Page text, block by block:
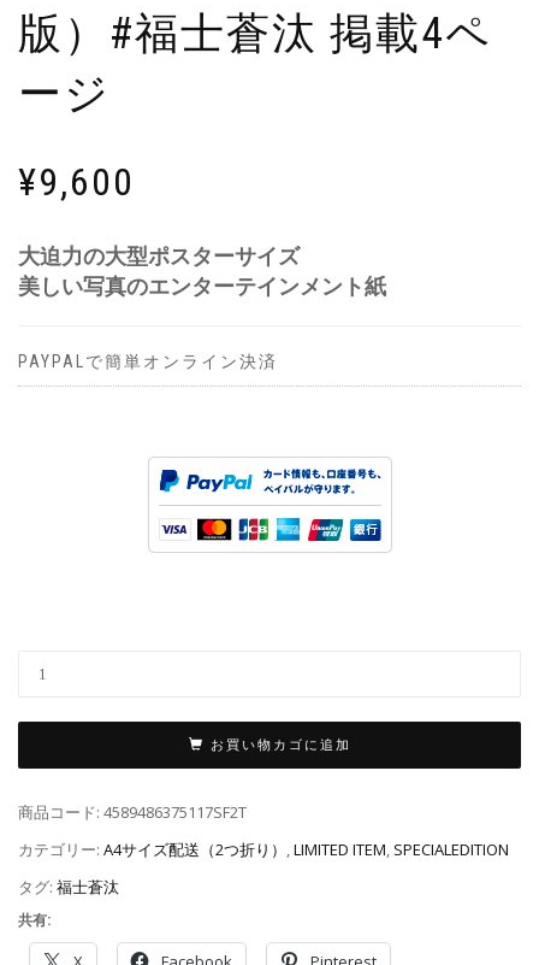
版）#福士蒼汰 掲載4ペ
ージ
¥9,600
大迫力の大型ポスターサイズ
美しい写真のエンターテインメント紙
PAYPALで簡単オンライン決済
お買い物カゴに追加
商品コード: 4589486375117SF2T
カテゴリー: A4サイズ配送（2つ折り） ,LIMITED ITEM, SPECIALEDITION
タグ: 福士蒼汰
共有: